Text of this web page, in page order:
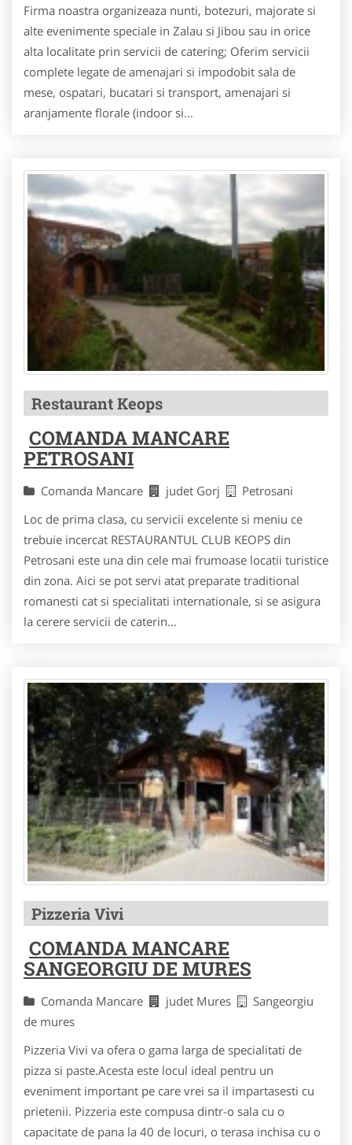
Firma noastra organizeaza nunti, botezuri, majorate si
alte evenimente speciale in Zalau si Jibou sau in orice
alta localitate prin servicii de catering; Oferim servicii
complete legate de amenajari si impodobit sala de
mese, ospatari, bucatari si transport, amenajari si
aranjamente florale (indoor si...
Restaurant Keops
COMANDA MANCARE
PETROSANI
Comanda Mancare judet Gorj
Petrosani
Loc de prima clasa, cu servicii excelente si meniu ce
trebuie incercat RESTAURANTUL CLUB KEOPS din
Petrosani este una din cele mai frumoase locatii turistice
din zona. Aici se pot servi atat preparate traditional
romanesti cat si specialitati internationale, si se asigura
la cerere servicii de caterin...
Pizzeria Vivi
COMANDA MANCARE
SANGEORGIU DE MURES
Comanda Mancare judet Mures
Sangeorgiu
de mures
Pizzeria Vivi va ofera o gama larga de specialitati de
pizza si paste.Acesta este locul ideal pentru un
eveniment important pe care vrei sa il impartasesti cu
prietenii. Pizzeria este compusa dintr-o sala cu o
capacitate de pana la 40 de locuri, o terasa inchisa cu o